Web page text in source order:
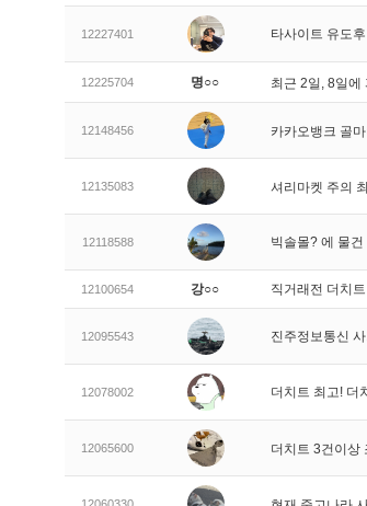
12227401 타사이트 유도
12225704 명○○ 최근 2일, 8일에
12148456 카카오뱅크 골
12135083 셔리마켓 주의
12118588 빅솔몰? 에 물
12100654 강○○ 직거래전 더치
12095543 진주정보통신
12078002 더치트 최고! 더
12065600 더치트 3건이상